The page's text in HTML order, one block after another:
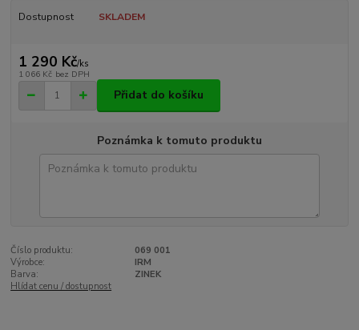
Dostupnost SKLADEM
1 290 Kč/ks
1 066 Kč bez DPH
Přidat do košíku
Poznámka k tomuto produktu
Číslo produktu:
069 001
Výrobce:
IRM
Barva:
ZINEK
Hlídat cenu / dostupnost